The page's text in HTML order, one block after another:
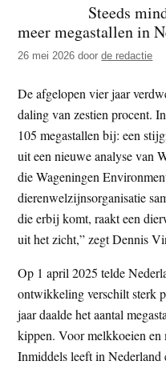
z
e
i
t
e
n
d
z
e
s
i
t
e
Steeds
meer megastallen in
26 mei 2026 doorde redactie
De afgelopen vier jaar
daling van zestien procent.
105 megastallen bij: een
uit een nieuwe analyse van
die Wageningen
dierenwelzijnsorganisatie
die erbij komt, raakt een
uit het zicht,” zegt Dennis
Op 1 april 2025 telde
ontwikkeling verschilt sterk
jaar daalde het aantal
kippen. Voor melkkoeien en
Inmiddels leeft in Nederland